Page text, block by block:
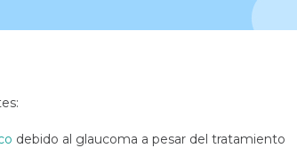
debido al glaucoma a pesar del tratamiento